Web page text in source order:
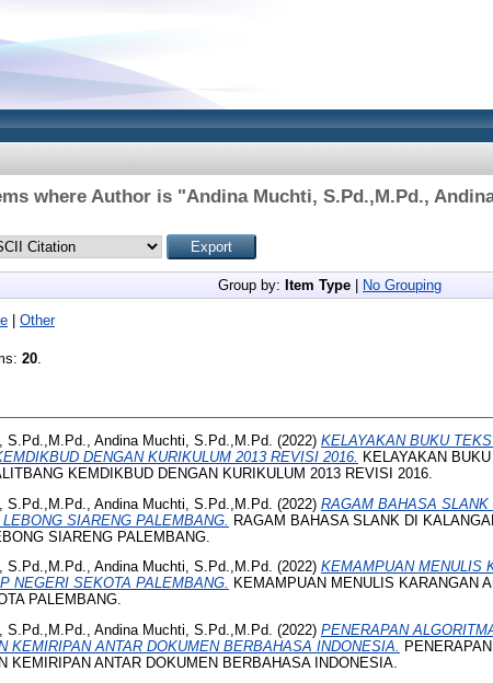
where Author is "Andina Muchti, S.Pd.,M.Pd.,
Group by: Item Type No Grouping
Other
20.
S.Pd.,M.Pd., Andina Muchti, S.Pd.,M.Pd. (2022) KELAYAKAN BUKU
DENGAN KURIKULUM 2013 REVISI 2016.
KELAYAKAN
KEMDIKBUD DENGAN KURIKULUM 2013 REVISI 2016.
S.Pd.,M.Pd., Andina Muchti, S.Pd.,M.Pd. (2022) RAGAM BAHASA
SIARENG PALEMBANG. RAGAM BAHASA SLANK DI
SIARENG PALEMBANG.
S.Pd.,M.Pd., Andina Muchti, S.Pd.,M.Pd. (2022) KEMAMPUAN MENULIS
NEGERI SEKOTA PALEMBANG. KEMAMPUAN MENULIS KARANGAN
PALEMBANG.
S.Pd.,M.Pd., Andina Muchti, S.Pd.,M.Pd. (2022) PENERAPAN
KEMIRIPAN ANTAR DOKUMEN BERBAHASA INDONESIA.
KEMIRIPAN ANTAR DOKUMEN BERBAHASA INDONESIA.